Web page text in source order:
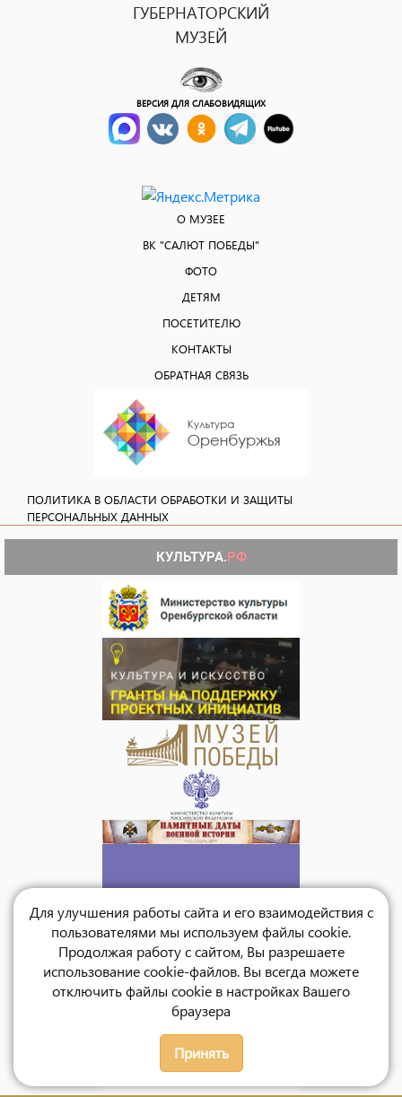
Для улучшения работы сайта и его взаимодействия с
пользователями мы используем файлы cookie.
Продолжая работу с сайтом, Вы разрешаете
использование cookie-файлов. Вы всегда можете
отключить файлы cookie в настройках Вашего
браузера
Принять
ГУБЕРНАТОРСКИЙ
МУЗЕЙ
ВЕРСИЯ ДЛЯ СЛАБОВИДЯЩИХ
О МУЗЕЕ
ВК "САЛЮТ ПОБЕДЫ"
ФОТО
ДЕТЯМ
ПОСЕТИТЕЛЮ
КОНТАКТЫ
ОБРАТНАЯ СВЯЗЬ
ПОЛИТИКА В ОБЛАСТИ ОБРАБОТКИ И ЗАЩИТЫ
ПЕРСОНАЛЬНЫХ ДАННЫХ